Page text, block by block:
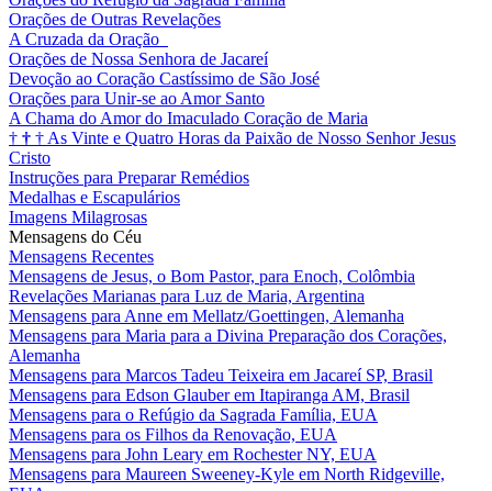
Orações de Outras Revelações
A Cruzada da Oração
Orações de Nossa Senhora de Jacareí
Devoção ao Coração Castíssimo de São José
Orações para Unir-se ao Amor Santo
A Chama do Amor do Imaculado Coração de Maria
† † † As Vinte e Quatro Horas da Paixão de Nosso Senhor Jesus
Cristo
Instruções para Preparar Remédios
Medalhas e Escapulários
Imagens Milagrosas
Mensagens do Céu
Mensagens Recentes
Mensagens de Jesus, o Bom Pastor, para Enoch, Colômbia
Revelações Marianas para Luz de Maria, Argentina
Mensagens para Anne em Mellatz/Goettingen, Alemanha
Mensagens para Maria para a Divina Preparação dos Corações,
Alemanha
Mensagens para Marcos Tadeu Teixeira em Jacareí SP, Brasil
Mensagens para Edson Glauber em Itapiranga AM, Brasil
Mensagens para o Refúgio da Sagrada Família, EUA
Mensagens para os Filhos da Renovação, EUA
Mensagens para John Leary em Rochester NY, EUA
Mensagens para Maureen Sweeney-Kyle em North Ridgeville,